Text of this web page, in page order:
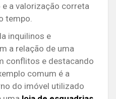
a valorização correta
tempo.
inquilinos e
a relação de uma
conflitos e destacando
comum é a
do imóvel utilizado